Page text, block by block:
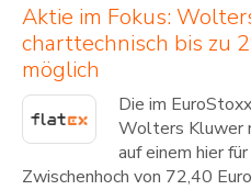
Aktie im Fokus:
charttechnisch bis zu
möglich
Die im
Wolters Kluwer
auf einem hier
Zwischenhoch von 72,40